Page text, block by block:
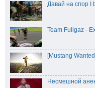
Давай на спор I
Team Fullgaz -
[Mustang
Несмешной